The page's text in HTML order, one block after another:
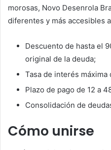
morosas, Novo Desenrola
diferentes y más accesibles
Descuento de hasta el
original de la deuda;
Tasa de interés máxima
Plazo de pago de 12 a
Consolidación de
Cómo unirse